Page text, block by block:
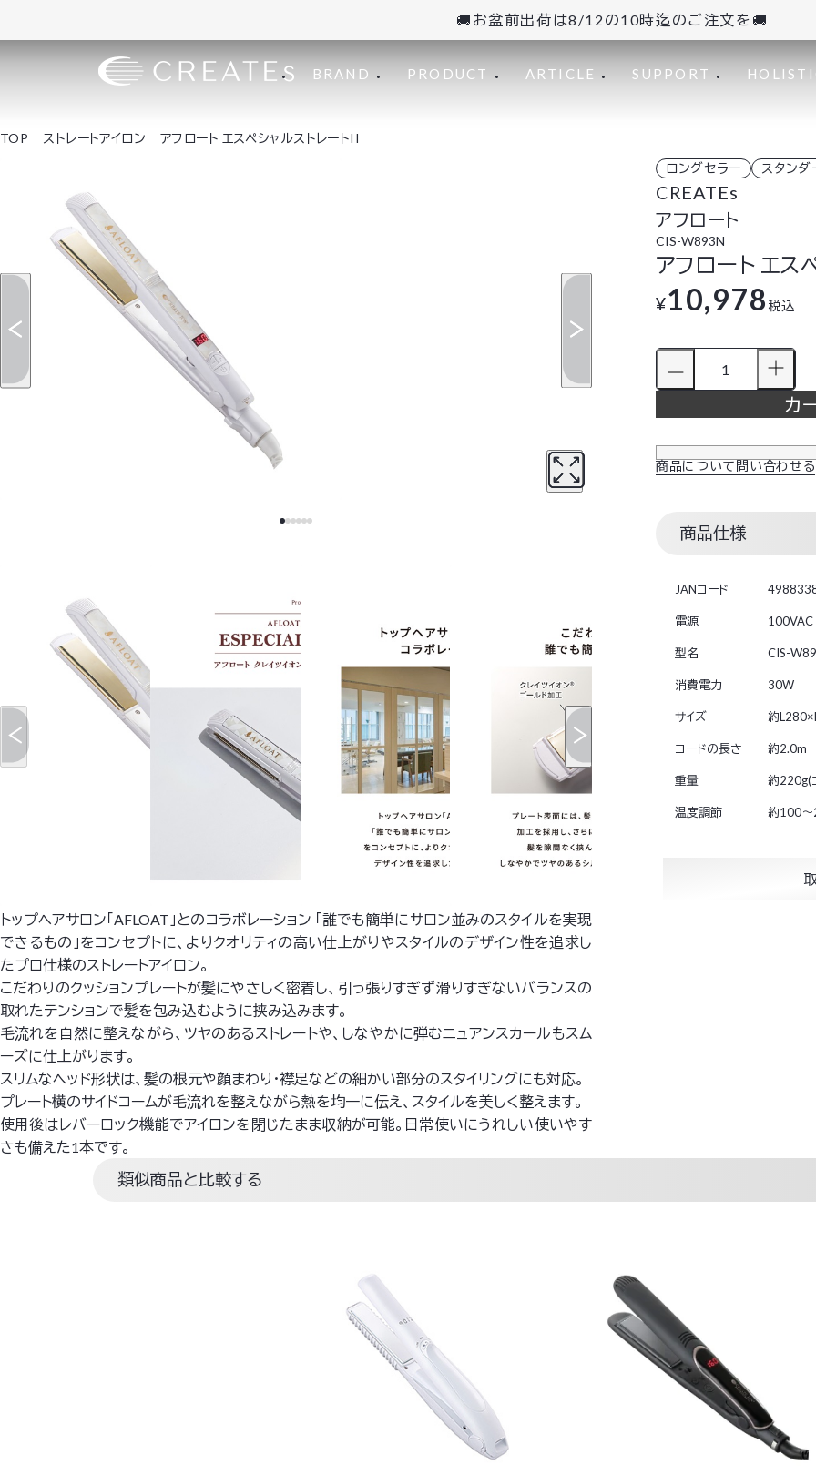
🚚お盆前出荷は8/12の10時迄のご注文を🚚
BRAND PRODUCT ARTICLE SUPPORT
TOP ストレートアイロン アフロート エスペシャルストレートII
トップヘアサロン「AFLOAT」とのコラボレーション 「誰でも簡単にサロン並みのスタイルを実現
できるもの」をコンセプトに、よりクオリティの高い仕上がりやスタイルのデザイン性を追求し
たプロ仕様のストレートアイロン。
こだわりのクッションプレートが髪にやさしく密着し、引っ張りすぎず滑りすぎないバランスの
取れたテンションで髪を包み込むように挟み込みます。
毛流れを自然に整えながら、ツヤのあるストレートや、しなやかに弾むニュアンスカールもスム
ーズに仕上がります。
スリムなヘッド形状は、髪の根元や顔まわり・襟足などの細かい部分のスタイリングにも対応。
プレート横のサイドコームが毛流れを整えながら熱を均一に伝え、スタイルを美しく整えます。
使用後はレバーロック機能でアイロンを閉じたまま収納が可能。日常使いにうれしい使いやす
さも備えた1本です。
ロングセラー スタンダ
CREATEs
アフロート
CIS-W893N
アフロート エス
¥10,978 税込
カ
商品について問い合わせる
商品仕様
JANコード
電源 100VAC
型名 CIS-
消費電力 30W
サイズ 約
コードの長さ 約2.0m
重量 約220g(
温度調節 約100
類似商品と比較する